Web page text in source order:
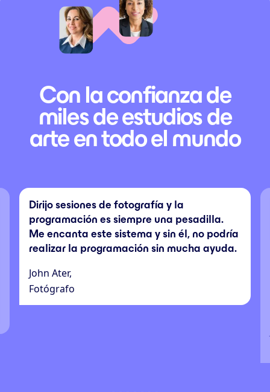
Con la confianza de
miles de estudios de
arte en todo el mundo
Dirijo sesiones de fotografía y la
programación es siempre una pesadilla.
Me encanta este sistema y sin él, no podría
realizar la programación sin mucha ayuda.
John Ater,
Fotógrafo